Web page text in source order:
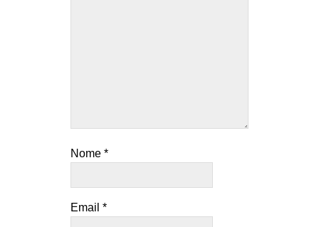
Nome *
Email *